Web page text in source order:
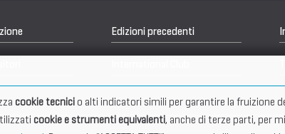
Edizioni precedenti
cookie tecnici o alti indicatori simili per garantire la fruizione
cookie e strumenti equivalenti, anche di terze parti, per